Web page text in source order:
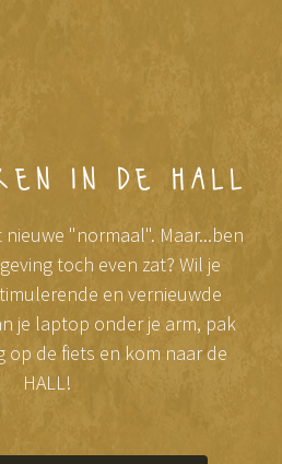
in de hall
"normaal". Maar...ben
toch even zat? Wil je
en vernieuwde
je laptop onder je arm, pak
op de fiets en kom naar de
HALL!